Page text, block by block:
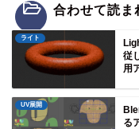
合わせて読ま
ライト
従
用
UV展開
る